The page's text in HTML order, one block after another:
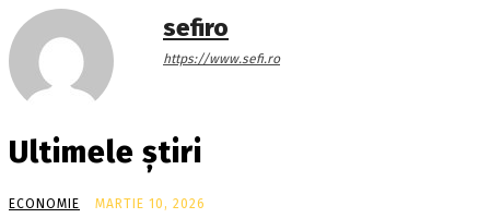
sefiro
https://www.sefi.ro
Ultimele știri
ECONOMIE MARTIE 10, 2026